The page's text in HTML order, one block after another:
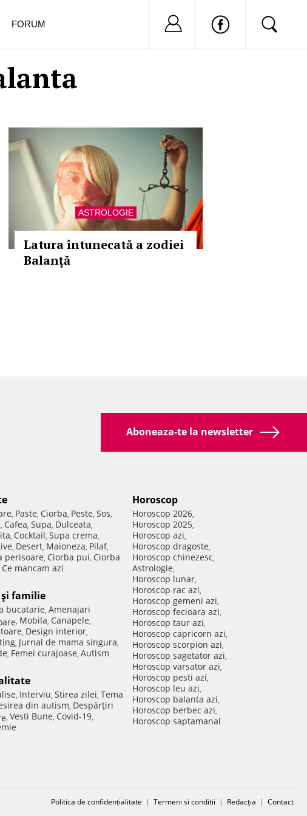
ASTROLOGIE
Latura întunecată a zodiei
Balanţă
FORUM Nu ai cont?
Aboneaza-te la newsletter
, Paste, Ciorba, Peste, Sos,
, Cafea, Supa, Dulceata,
, Cocktail, Supa crema,
, Desert, Maioneza, Pilaf,
perisoare, Ciorba pui, Ciorba
Ce mancam azi
şi familie
bucatarie, Amenajari
, Mobila, Canapele,
, Design interior,
, Jurnal de mama singura,
, Femei curajoase, Autism
, Interviu, Stirea zilei, Tema
din autism, Despărţiri
, Vesti Bune, Covid-19,
Horoscop
Horoscop 2026,
Horoscop 2025,
Horoscop azi,
Horoscop dragoste,
Horoscop chinezesc,
Astrologie,
Horoscop lunar,
Horoscop rac azi,
Horoscop gemeni azi,
Horoscop fecioara azi,
Horoscop taur azi,
Horoscop capricorn azi,
Horoscop scorpion azi,
Horoscop sagetator azi,
Horoscop varsator azi,
Horoscop pesti azi,
Horoscop leu azi,
Horoscop balanta azi,
Horoscop berbec azi,
Horoscop saptamanal
Politica de confidențialitate | Termeni si conditii | Redacţia | Contact